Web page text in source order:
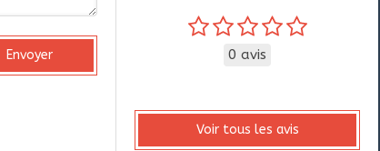
Envoyer 0 avis
Voir tous les avis